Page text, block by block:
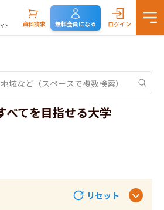
資料請求 無料会員になる ログイン
べてを目指せる大学
リセット